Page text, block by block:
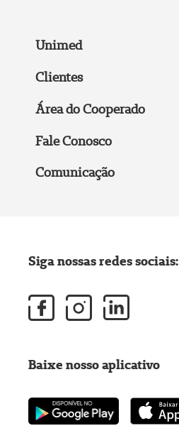
Unimed
Clientes
Área do Cooperado
Fale Conosco
Comunicação
Siga nossas redes sociais:
Baixe nosso aplicativo